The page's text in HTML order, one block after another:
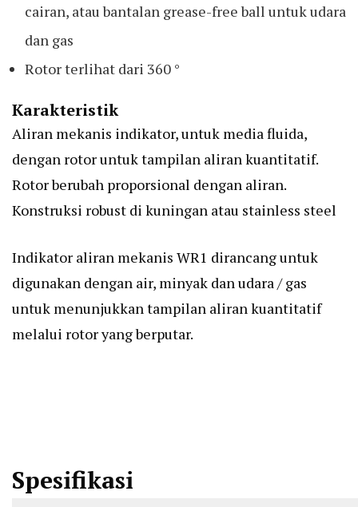
cairan, atau bantalan grease-free ball untuk udara
dan gas
Rotor terlihat dari 360 °
Karakteristik
Aliran mekanis indikator, untuk media fluida,
dengan rotor untuk tampilan aliran kuantitatif.
Rotor berubah proporsional dengan aliran.
Konstruksi robust di kuningan atau stainless steel
Indikator aliran mekanis WR1 dirancang untuk
digunakan dengan air, minyak dan udara / gas
untuk menunjukkan tampilan aliran kuantitatif
melalui rotor yang berputar.
Spesifikasi